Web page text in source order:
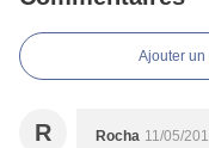
Ajouter un
R Rocha 11/05/